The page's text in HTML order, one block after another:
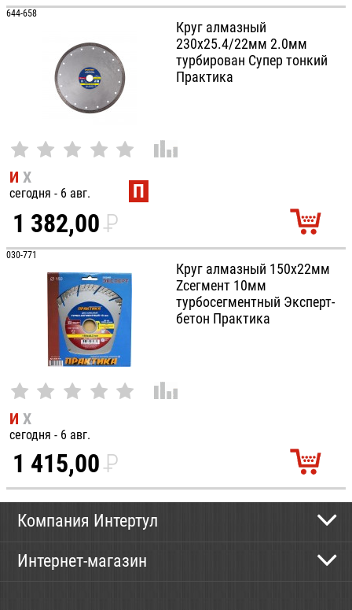
УБ.
644-658
Круг алмазный
230х25.4/22мм 2.0мм
турбирован Супер тонкий
Практика
И Х
сегодня - 6 авг. П
1 382,00P
УБ.
030-771
Круг алмазный 150х22мм
Zсегмент 10мм
турбосегментный Эксперт-
бетон Практика
И Х
сегодня - 6 авг.
1 415,00P
УБ.
Компания Интертул
Новости
Интернет-магазин